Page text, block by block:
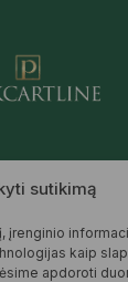
sutikimą
įrenginio
kaip
apdoroti